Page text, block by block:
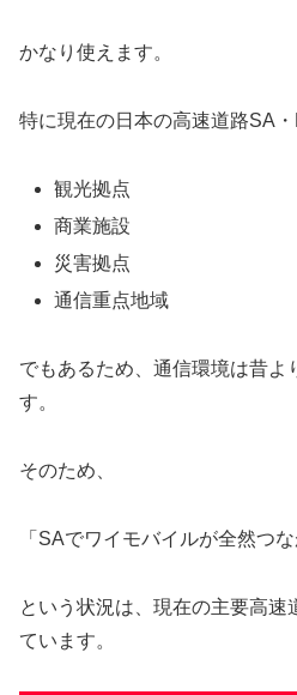
かなり使えます。
特に現在の日本の高速道路SA・
観光拠点
商業施設
災害拠点
通信重点地域
でもあるため、通信環境は昔よ
す。
そのため、
「SAでワイモバイルが全然つな
という状況は、現在の主要高速
ています。